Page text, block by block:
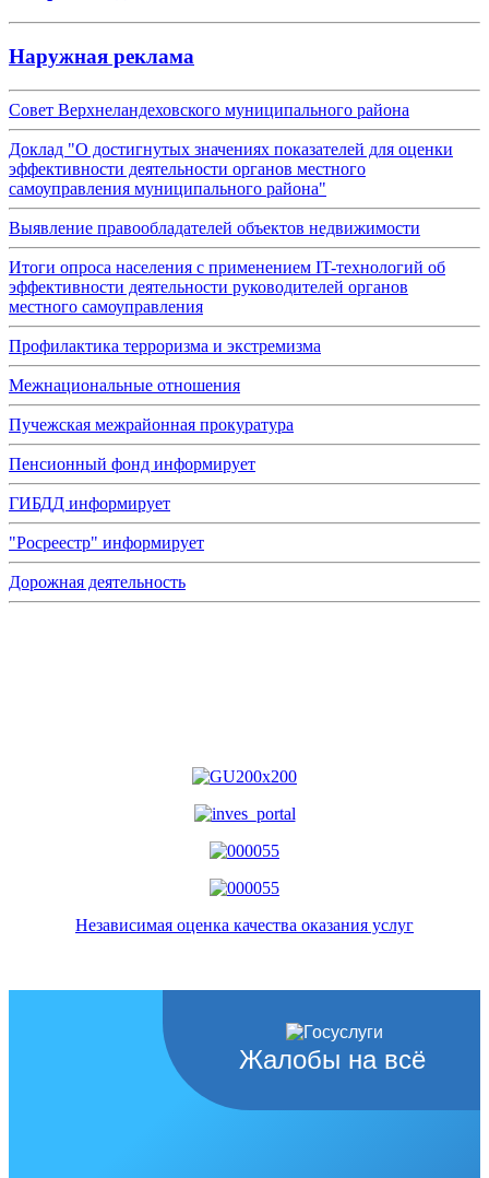
Наружная реклама
Совет Верхнеландеховского муниципального района
Доклад "О достигнутых значениях показателей для оценки
эффективности деятельности органов местного
самоуправления муниципального района"
Выявление правообладателей объектов недвижимости
Итоги опроса населения с применением IT-технологий об
эффективности деятельности руководителей органов
местного самоуправления
Профилактика терроризма и экстремизма
Межнациональные отношения
Пучежская межрайонная прокуратура
Пенсионный фонд информирует
ГИБДД информирует
"Росреестр" информирует
Дорожная деятельность
Независимая оценка качества оказания услуг
Жалобы на всё